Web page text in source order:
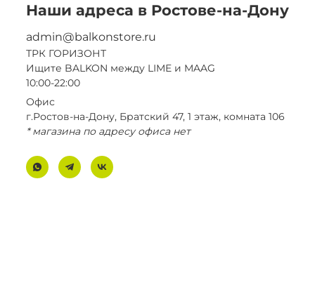
Наши адреса в Ростове-на-Дону
admin@balkonstore.ru
ТРК ГОРИЗОНТ
Ищите BALKON между LIME и MAAG
10:00-22:00
Офис
г.Ростов-на-Дону, Братский 47, 1 этаж, комната 106
* магазина по адресу офиса нет